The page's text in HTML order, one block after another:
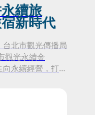
續旅
新時代
北市觀光傳播局
觀光永續金
永續經營，打造